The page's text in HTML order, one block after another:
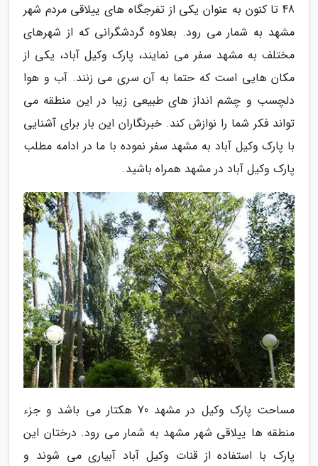
48 تا کنون به عنوان یکی از تفرجگاه های ییلاقی مردم شهر
مشهد به شمار می رود. بعلاوه گردشگرانی که از شهرهای
مختلف به مشهد سفر می نمایند، پارک وکیل آباد، یکی از
مکان هایی است که حتما به آن سری می زنند. آب و هوا
دلچسب و چشم انداز های طبیعی زیبا در این منطقه می
تواند فکر شما را نوازش کند. خبرنگاران این بار برای آشنایی
با پارک وکیل آباد به مشهد سفر نموده با ما در ادامه مطلب
پارک وکیل آباد در مشهد همراه باشید.
مساحت پارک وکیل در مشهد 70 هکتار می باشد و جزء
منطقه ها ییلاقی شهر مشهد به شمار می رود. درختان این
پارک با استفاده از قنات وکیل آباد آبیاری می شوند و